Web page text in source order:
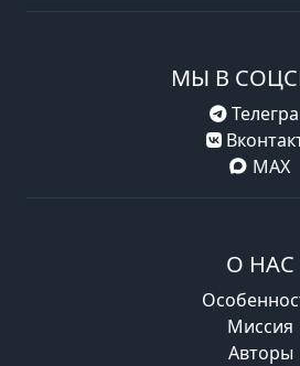
МЫ В
MAX
О НАС
Миссия
Авторы